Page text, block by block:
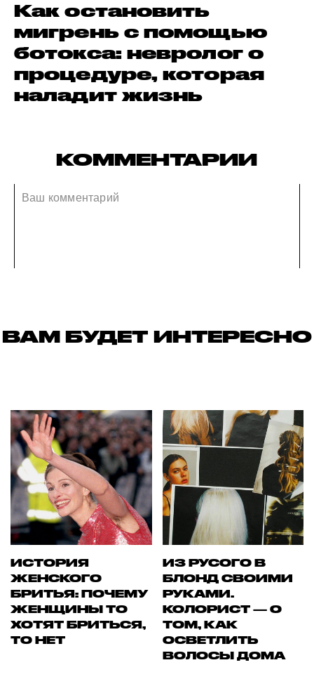
Как остановить
мигрень с помощью
ботокса: невролог о
процедуре, которая
наладит жизнь
КОММЕНТАРИИ
ВАМ БУДЕТ ИНТЕРЕСНО
ИСТОРИЯ
ЖЕНСКОГО
БРИТЬЯ: ПОЧЕМУ
ЖЕНЩИНЫ ТО
ХОТЯТ БРИТЬСЯ,
ТО НЕТ
ИЗ РУСОГО В
БЛОНД СВОИМИ
РУКАМИ.
КОЛОРИСТ — О
ТОМ, КАК
ОСВЕТЛИТЬ
ВОЛОСЫ ДОМА